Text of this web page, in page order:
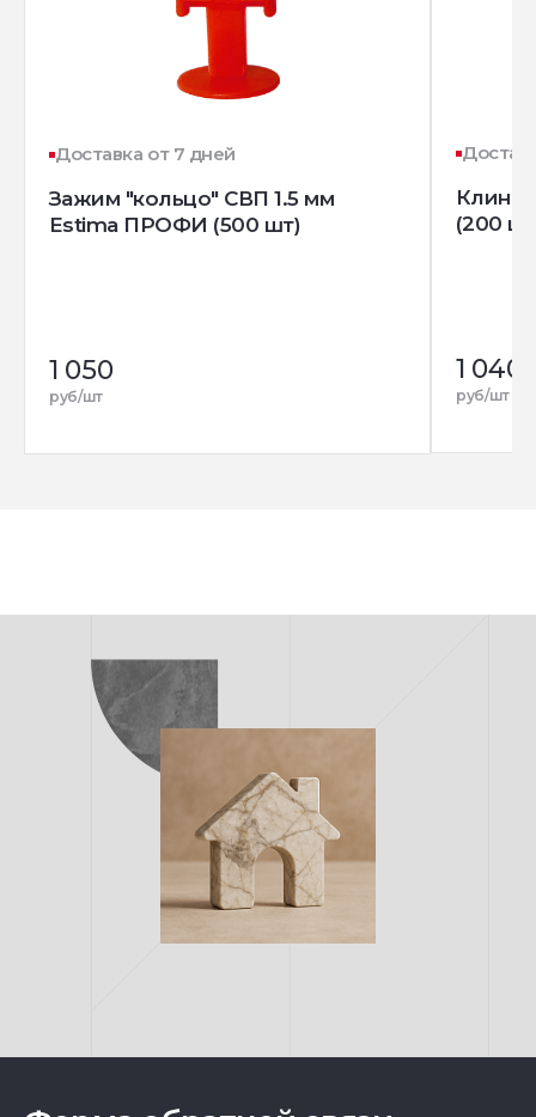
Доставка от 7 дней
Зажим "кольцо" СВП 1.5 мм
Estima ПРОФИ (500 шт)
1 050
руб/шт
Клин
(200
1 040
руб/шт